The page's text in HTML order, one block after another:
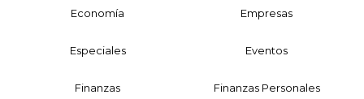
Economía Empresas
Especiales Eventos
Finanzas Finanzas Personales